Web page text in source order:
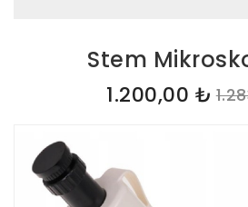
Stem
1.200,00 ₺